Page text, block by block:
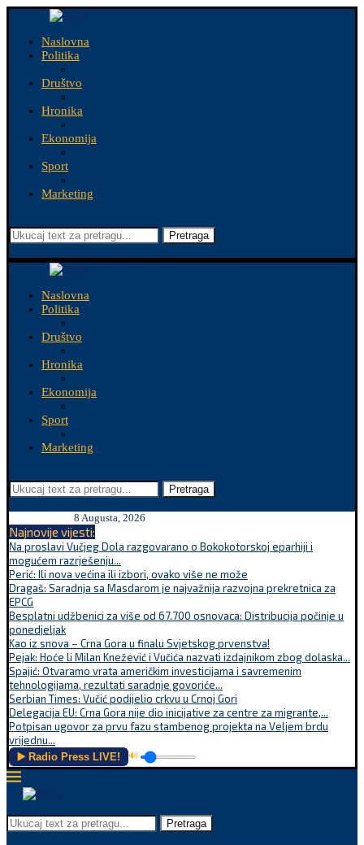
Naslovna
Politika
Društvo
Hronika
Ekonomija
Sport
Marketing
Pretraga
Naslovna
Politika
Društvo
Hronika
Ekonomija
Sport
Marketing
Pretraga
8 Augusta, 2026
Najnovije vijesti:
Na proslavi Vučjeg Dola razgovarano o Bokokotorskoj eparhiji i
mogućem razrješenju...
Perić: Ili nova većina ili izbori, ovako više ne može
Dragaš: Saradnja sa Masdarom je najvažnija razvojna prekretnica za
EPCG
Besplatni udžbenici za više od 67.700 osnovaca: Distribucija počinje u
ponedjeljak
Kao iz snova – Crna Gora u finalu Svjetskog prvenstva!
Pejak: Hoće li Milan Knežević i Vučića nazvati izdajnikom zbog dolaska...
Spajić: Otvaramo vrata američkim investicijama i savremenim
tehnologijama, rezultati saradnje govoriće...
Serbian Times: Vučić podijelio crkvu u Crnoj Gori
Delegacija EU: Crna Gora nije dio inicijative za centre za migrante,...
Potpisan ugovor za prvu fazu stambenog projekta na Veljem brdu
vrijednu...
▶️ Radio Press LIVE! 🔊
Pretraga